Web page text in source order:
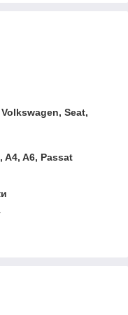
Seat,
A4, A6, Passat